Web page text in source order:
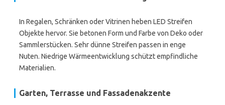
In Regalen, Schränken oder Vitrinen heben LED Streifen
Objekte hervor. Sie betonen Form und Farbe von Deko oder
Sammlerstücken. Sehr dünne Streifen passen in enge
Nuten. Niedrige Wärmeentwicklung schützt empfindliche
Materialien.
Garten, Terrasse und Fassadenakzente